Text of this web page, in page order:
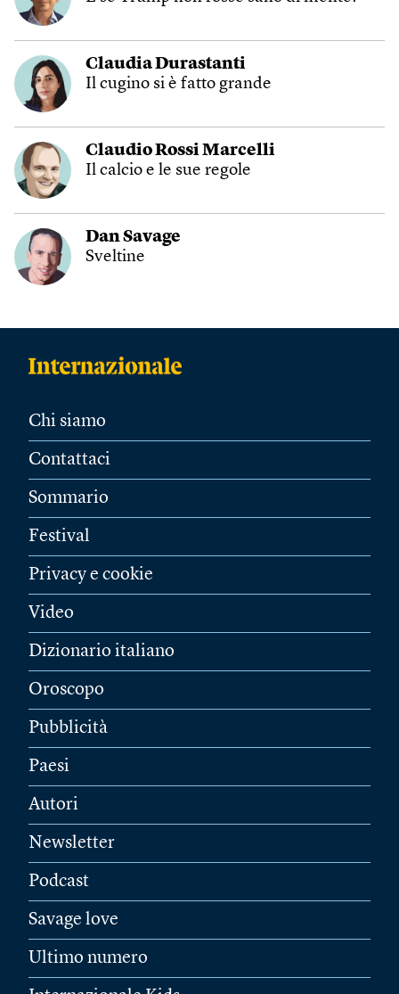
Claudia Durastanti
Il cugino si è fatto grande
Claudio Rossi Marcelli
Il calcio e le sue regole
Dan Savage
Sveltine
Chi siamo
Contattaci
Sommario
Festival
Privacy e cookie
Video
Dizionario italiano
Oroscopo
Pubblicità
Paesi
Autori
Newsletter
Podcast
Savage love
Ultimo numero